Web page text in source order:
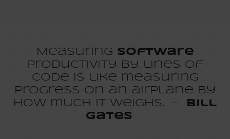
Measuring software
productivity by lines of
code is like measuring
progress on an airplane by
how much it weighs. -
Bill
Gates